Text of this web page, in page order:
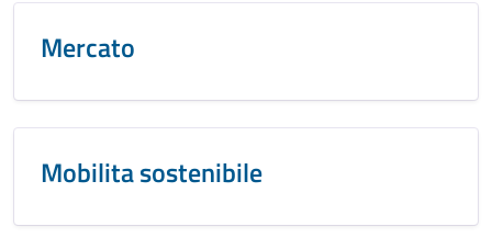
Mercato
Mobilita sostenibile